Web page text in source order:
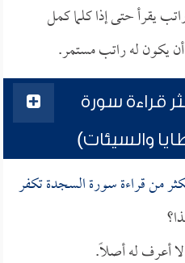
يقرأ حتى إذا كلما كمل
أن يكون له راتب مستمر.
سورة
والسيئات)
من قراءة سورة السجدة تكفر
أعرف له أصلاً.